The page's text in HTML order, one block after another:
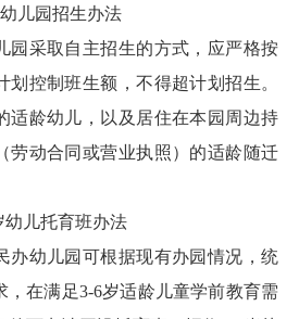
儿园招生办法
采取自主招生的方式，应严格按
划控制班生额，不得超计划招生。
适龄幼儿，以及居住在本园周边持
劳动合同或营业执照）的适龄随迁
儿托育班办法
幼儿园可根据现有办园情况，统
，在满足3-6岁适龄儿童学前教育需